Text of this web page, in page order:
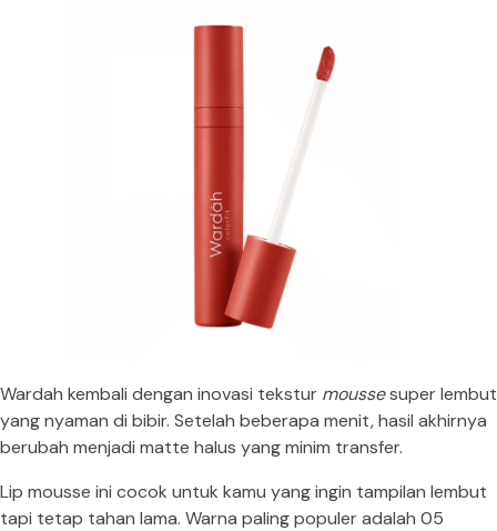
Wardah kembali dengan inovasi tekstur moussesuper lembut
yang nyaman di bibir. Setelah beberapa menit, hasil akhirnya
berubah menjadi matte halus yang minim transfer.
Lip mousse ini cocok untuk kamu yang ingin tampilan lembut
tapi tetap tahan lama. Warna paling populer adalah 05